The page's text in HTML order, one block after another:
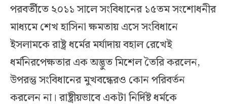
পরবর্তীতে ২০১১ সালে সংবিধানের ১৫তম সংশোধনীর
মাধ্যমে শেখ হাসিনা ক্ষমতায় এসে সংবিধানে
ইসলামকে রাষ্ট্র ধর্মের মর্যাদায় বহাল রেখেই
ধর্মনিরপেক্ষতার এক অদ্ভুত মিশেল তৈরি করলেন,
উপরন্তু সংবিধানের মুখবন্ধেরও কোন পরিবর্তন
করলেন না। রাষ্ট্রীয়ভাবে একটা নির্দিষ্ট ধর্মকে